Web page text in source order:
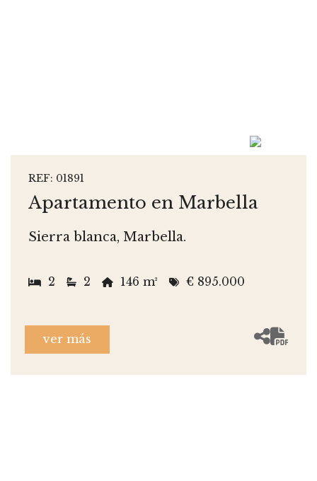
REF: 01891
Apartamento en Marbella
Sierra blanca, Marbella.
2 2 146 m² € 895.000
ver más